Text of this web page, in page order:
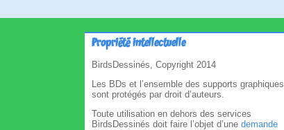
Propriété intellectuelle
BirdsDessinés, Copyright 2014
Les BDs et l’ensemble des supports graphiques
sont protégés par droit d’auteurs.
Toute utilisation en dehors des services
BirdsDessinés doit faire l’objet d’une demande